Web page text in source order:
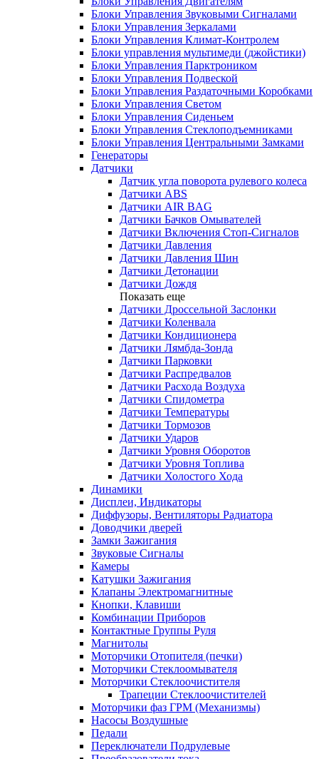
Блоки Управления Звуковыми Сигналами
Блоки Управления Зеркалами
Блоки Управления Климат-Контролем
Блоки управления мультимеди (джойстики)
Блоки Управления Парктроником
Блоки Управления Подвеской
Блоки Управления Раздаточными Коробками
Блоки Управления Светом
Блоки Управления Сиденьем
Блоки Управления Стеклоподъемниками
Блоки Управления Центральными Замками
Генераторы
Датчики
Датчик угла поворота рулевого колеса
Датчики ABS
Датчики AIR BAG
Датчики Бачков Омывателей
Датчики Включения Стоп-Сигналов
Датчики Давления
Датчики Давления Шин
Датчики Детонации
Датчики Дождя
Показать еще
Датчики Дроссельной Заслонки
Датчики Коленвала
Датчики Кондиционера
Датчики Лямбда-Зонда
Датчики Парковки
Датчики Распредвалов
Датчики Расхода Воздуха
Датчики Спидометра
Датчики Температуры
Датчики Тормозов
Датчики Ударов
Датчики Уровня Оборотов
Датчики Уровня Топлива
Датчики Холостого Хода
Динамики
Дисплеи, Индикаторы
Диффузоры, Вентиляторы Радиатора
Доводчики дверей
Замки Зажигания
Звуковые Сигналы
Камеры
Катушки Зажигания
Клапаны Электромагнитные
Кнопки, Клавиши
Комбинации Приборов
Контактные Группы Руля
Магнитолы
Моторчики Отопителя (печки)
Моторчики Стеклоомывателя
Моторчики Стеклоочистителя
Трапеции Стеклоочистителей
Моторчики фаз ГРМ (Механизмы)
Насосы Воздушные
Педали
Переключатели Подрулевые